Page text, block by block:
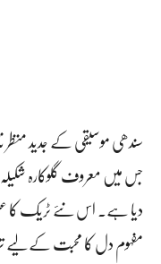
سندھی موسیقی کے جدید
جس میں معروف گلوکارہ
دیا ہے۔ اس نئے ٹریک
مفہوم دل کا محبت کے لیے